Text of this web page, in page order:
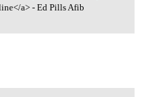
href="
a> - Ed Pills Afib